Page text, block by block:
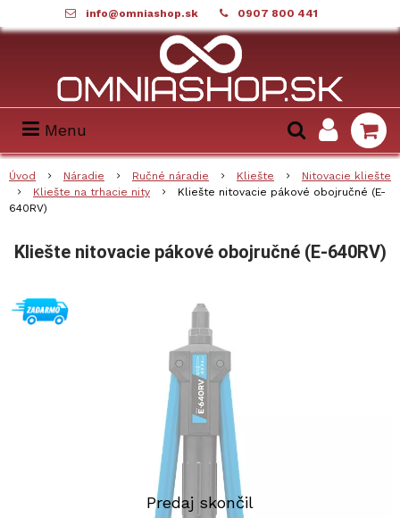
info@omniashop.sk 0907 800 441
Menu
Úvod Náradie Ručné náradie Kliešte
Nitovacie kliešte
Kliešte na trhacie nity
Kliešte nitovacie pákové obojručné (E-
640RV)
Kliešte nitovacie pákové obojručné (E-640RV)